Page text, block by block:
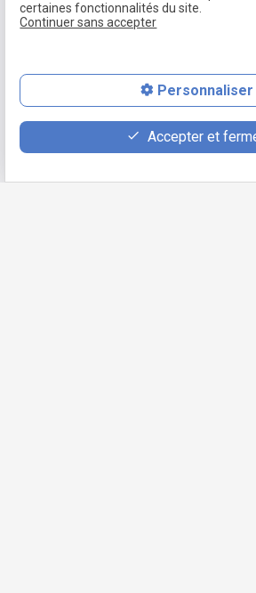
Vivant à Bry-sur-Marne, Neuilly-sur-Marne
Maître François GOETZ. Avocat en
conseille et vous représente devant le
le cas échéant.
certaines fonctionnalités du site.
Continuer sans accepter
Personnaliser
Accepter et